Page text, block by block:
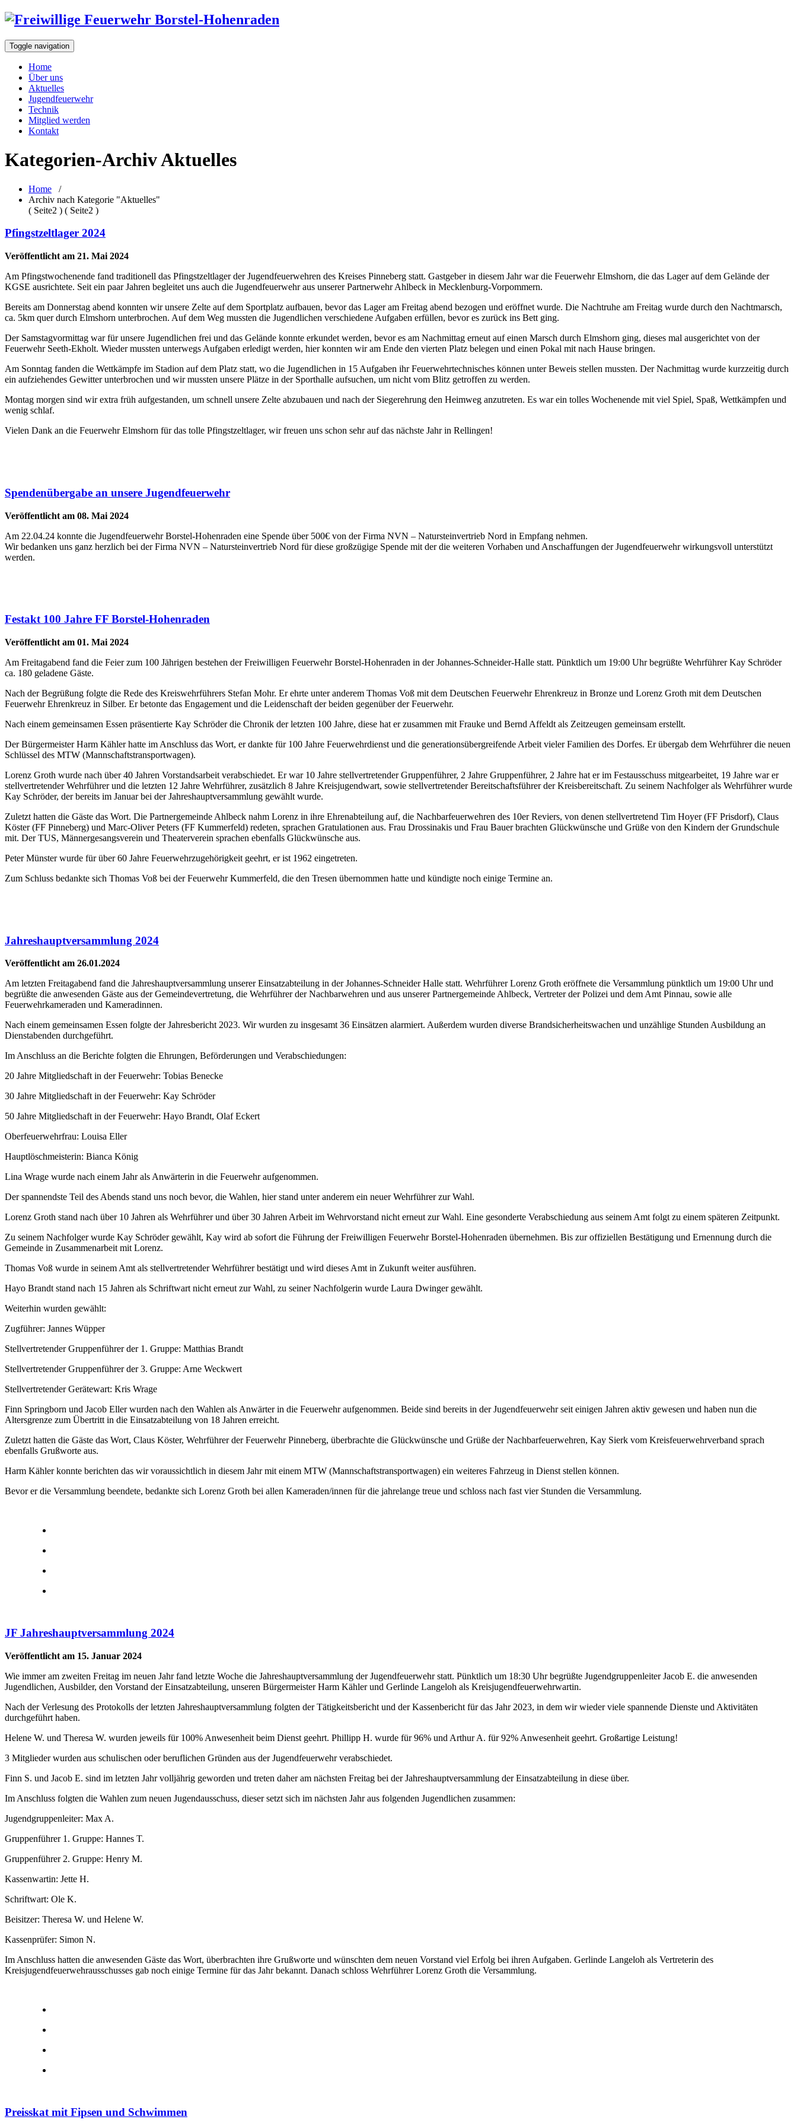
Toggle navigation
Home
Über uns
Aktuelles
Jugendfeuerwehr
Technik
Mitglied werden
Kontakt
Kategorien-Archiv Aktuelles
Home /
Archiv nach Kategorie "Aktuelles"
( Seite2 ) ( Seite2 )
Pfingstzeltlager 2024
Veröffentlicht am 21. Mai 2024
Am Pfingstwochenende fand traditionell das Pfingstzeltlager der Jugendfeuerwehren des Kreises Pinneberg statt. Gastgeber in diesem Jahr war die Feuerwehr Elmshorn, die das Lager auf dem Gelände der
KGSE ausrichtete. Seit ein paar Jahren begleitet uns auch die Jugendfeuerwehr aus unserer Partnerwehr Ahlbeck in Mecklenburg-Vorpommern.
Bereits am Donnerstag abend konnten wir unsere Zelte auf dem Sportplatz aufbauen, bevor das Lager am Freitag abend bezogen und eröffnet wurde. Die Nachtruhe am Freitag wurde durch den Nachtmarsch,
ca. 5km quer durch Elmshorn unterbrochen. Auf dem Weg mussten die Jugendlichen verschiedene Aufgaben erfüllen, bevor es zurück ins Bett ging.
Der Samstagvormittag war für unsere Jugendlichen frei und das Gelände konnte erkundet werden, bevor es am Nachmittag erneut auf einen Marsch durch Elmshorn ging, dieses mal ausgerichtet von der
Feuerwehr Seeth-Ekholt. Wieder mussten unterwegs Aufgaben erledigt werden, hier konnten wir am Ende den vierten Platz belegen und einen Pokal mit nach Hause bringen.
Am Sonntag fanden die Wettkämpfe im Stadion auf dem Platz statt, wo die Jugendlichen in 15 Aufgaben ihr Feuerwehrtechnisches können unter Beweis stellen mussten. Der Nachmittag wurde kurzzeitig durch
ein aufziehendes Gewitter unterbrochen und wir mussten unsere Plätze in der Sporthalle aufsuchen, um nicht vom Blitz getroffen zu werden.
Montag morgen sind wir extra früh aufgestanden, um schnell unsere Zelte abzubauen und nach der Siegerehrung den Heimweg anzutreten. Es war ein tolles Wochenende mit viel Spiel, Spaß, Wettkämpfen und
wenig schlaf.
Vielen Dank an die Feuerwehr Elmshorn für das tolle Pfingstzeltlager, wir freuen uns schon sehr auf das nächste Jahr in Rellingen!
Spendenübergabe an unsere Jugendfeuerwehr
Veröffentlicht am 08. Mai 2024
Am 22.04.24 konnte die Jugendfeuerwehr Borstel-Hohenraden eine Spende über 500€ von der Firma NVN – Natursteinvertrieb Nord in Empfang nehmen.
Wir bedanken uns ganz herzlich bei der Firma NVN – Natursteinvertrieb Nord für diese großzügige Spende mit der die weiteren Vorhaben und Anschaffungen der Jugendfeuerwehr wirkungsvoll unterstützt
werden.
Festakt 100 Jahre FF Borstel-Hohenraden
Veröffentlicht am 01. Mai 2024
Am Freitagabend fand die Feier zum 100 Jährigen bestehen der Freiwilligen Feuerwehr Borstel-Hohenraden in der Johannes-Schneider-Halle statt. Pünktlich um 19:00 Uhr begrüßte Wehrführer Kay Schröder
ca. 180 geladene Gäste.
Nach der Begrüßung folgte die Rede des Kreiswehrführers Stefan Mohr. Er ehrte unter anderem Thomas Voß mit dem Deutschen Feuerwehr Ehrenkreuz in Bronze und Lorenz Groth mit dem Deutschen
Feuerwehr Ehrenkreuz in Silber. Er betonte das Engagement und die Leidenschaft der beiden gegenüber der Feuerwehr.
Nach einem gemeinsamen Essen präsentierte Kay Schröder die Chronik der letzten 100 Jahre, diese hat er zusammen mit Frauke und Bernd Affeldt als Zeitzeugen gemeinsam erstellt.
Der Bürgermeister Harm Kähler hatte im Anschluss das Wort, er dankte für 100 Jahre Feuerwehrdienst und die generationsübergreifende Arbeit vieler Familien des Dorfes. Er übergab dem Wehrführer die neuen
Schlüssel des MTW (Mannschaftstransportwagen).
Lorenz Groth wurde nach über 40 Jahren Vorstandsarbeit verabschiedet. Er war 10 Jahre stellvertretender Gruppenführer, 2 Jahre Gruppenführer, 2 Jahre hat er im Festausschuss mitgearbeitet, 19 Jahre war er
stellvertretender Wehrführer und die letzten 12 Jahre Wehrführer, zusätzlich 8 Jahre Kreisjugendwart, sowie stellvertretender Bereitschaftsführer der Kreisbereitschaft. Zu seinem Nachfolger als Wehrführer wurde
Kay Schröder, der bereits im Januar bei der Jahreshauptversammlung gewählt wurde.
Zuletzt hatten die Gäste das Wort. Die Partnergemeinde Ahlbeck nahm Lorenz in ihre Ehrenabteilung auf, die Nachbarfeuerwehren des 10er Reviers, von denen stellvertretend Tim Hoyer (FF Prisdorf), Claus
Köster (FF Pinneberg) und Marc-Oliver Peters (FF Kummerfeld) redeten, sprachen Gratulationen aus. Frau Drossinakis und Frau Bauer brachten Glückwünsche und Grüße von den Kindern der Grundschule
mit. Der TUS, Männergesangsverein und Theaterverein sprachen ebenfalls Glückwünsche aus.
Peter Münster wurde für über 60 Jahre Feuerwehrzugehörigkeit geehrt, er ist 1962 eingetreten.
Zum Schluss bedankte sich Thomas Voß bei der Feuerwehr Kummerfeld, die den Tresen übernommen hatte und kündigte noch einige Termine an.
Jahreshauptversammlung 2024
Veröffentlicht am 26.01.2024
Am letzten Freitagabend fand die Jahreshauptversammlung unserer Einsatzabteilung in der Johannes-Schneider Halle statt. Wehrführer Lorenz Groth eröffnete die Versammlung pünktlich um 19:00 Uhr und
begrüßte die anwesenden Gäste aus der Gemeindevertretung, die Wehrführer der Nachbarwehren und aus unserer Partnergemeinde Ahlbeck, Vertreter der Polizei und dem Amt Pinnau, sowie alle
Feuerwehrkameraden und Kameradinnen.
Nach einem gemeinsamen Essen folgte der Jahresbericht 2023. Wir wurden zu insgesamt 36 Einsätzen alarmiert. Außerdem wurden diverse Brandsicherheitswachen und unzählige Stunden Ausbildung an
Dienstabenden durchgeführt.
Im Anschluss an die Berichte folgten die Ehrungen, Beförderungen und Verabschiedungen:
20 Jahre Mitgliedschaft in der Feuerwehr: Tobias Benecke
30 Jahre Mitgliedschaft in der Feuerwehr: Kay Schröder
50 Jahre Mitgliedschaft in der Feuerwehr: Hayo Brandt, Olaf Eckert
Oberfeuerwehrfrau: Louisa Eller
Hauptlöschmeisterin: Bianca König
Lina Wrage wurde nach einem Jahr als Anwärterin in die Feuerwehr aufgenommen.
Der spannendste Teil des Abends stand uns noch bevor, die Wahlen, hier stand unter anderem ein neuer Wehrführer zur Wahl.
Lorenz Groth stand nach über 10 Jahren als Wehrführer und über 30 Jahren Arbeit im Wehrvorstand nicht erneut zur Wahl. Eine gesonderte Verabschiedung aus seinem Amt folgt zu einem späteren Zeitpunkt.
Zu seinem Nachfolger wurde Kay Schröder gewählt, Kay wird ab sofort die Führung der Freiwilligen Feuerwehr Borstel-Hohenraden übernehmen. Bis zur offiziellen Bestätigung und Ernennung durch die
Gemeinde in Zusammenarbeit mit Lorenz.
Thomas Voß wurde in seinem Amt als stellvertretender Wehrführer bestätigt und wird dieses Amt in Zukunft weiter ausführen.
Hayo Brandt stand nach 15 Jahren als Schriftwart nicht erneut zur Wahl, zu seiner Nachfolgerin wurde Laura Dwinger gewählt.
Weiterhin wurden gewählt:
Zugführer: Jannes Wüpper
Stellvertretender Gruppenführer der 1. Gruppe: Matthias Brandt
Stellvertretender Gruppenführer der 3. Gruppe: Arne Weckwert
Stellvertretender Gerätewart: Kris Wrage
Finn Springborn und Jacob Eller wurden nach den Wahlen als Anwärter in die Feuerwehr aufgenommen. Beide sind bereits in der Jugendfeuerwehr seit einigen Jahren aktiv gewesen und haben nun die
Altersgrenze zum Übertritt in die Einsatzabteilung von 18 Jahren erreicht.
Zuletzt hatten die Gäste das Wort, Claus Köster, Wehrführer der Feuerwehr Pinneberg, überbrachte die Glückwünsche und Grüße der Nachbarfeuerwehren, Kay Sierk vom Kreisfeuerwehrverband sprach
ebenfalls Grußworte aus.
Harm Kähler konnte berichten das wir voraussichtlich in diesem Jahr mit einem MTW (Mannschaftstransportwagen) ein weiteres Fahrzeug in Dienst stellen können.
Bevor er die Versammlung beendete, bedankte sich Lorenz Groth bei allen Kameraden/innen für die jahrelange treue und schloss nach fast vier Stunden die Versammlung.
JF Jahreshauptversammlung 2024
Veröffentlicht am 15. Januar 2024
Wie immer am zweiten Freitag im neuen Jahr fand letzte Woche die Jahreshauptversammlung der Jugendfeuerwehr statt. Pünktlich um 18:30 Uhr begrüßte Jugendgruppenleiter Jacob E. die anwesenden
Jugendlichen, Ausbilder, den Vorstand der Einsatzabteilung, unseren Bürgermeister Harm Kähler und Gerlinde Langeloh als Kreisjugendfeuerwehrwartin.
Nach der Verlesung des Protokolls der letzten Jahreshauptversammlung folgten der Tätigkeitsbericht und der Kassenbericht für das Jahr 2023, in dem wir wieder viele spannende Dienste und Aktivitäten
durchgeführt haben.
Helene W. und Theresa W. wurden jeweils für 100% Anwesenheit beim Dienst geehrt. Phillipp H. wurde für 96% und Arthur A. für 92% Anwesenheit geehrt. Großartige Leistung!
3 Mitglieder wurden aus schulischen oder beruflichen Gründen aus der Jugendfeuerwehr verabschiedet.
Finn S. und Jacob E. sind im letzten Jahr volljährig geworden und treten daher am nächsten Freitag bei der Jahreshauptversammlung der Einsatzabteilung in diese über.
Im Anschluss folgten die Wahlen zum neuen Jugendausschuss, dieser setzt sich im nächsten Jahr aus folgenden Jugendlichen zusammen:
Jugendgruppenleiter: Max A.
Gruppenführer 1. Gruppe: Hannes T.
Gruppenführer 2. Gruppe: Henry M.
Kassenwartin: Jette H.
Schriftwart: Ole K.
Beisitzer: Theresa W. und Helene W.
Kassenprüfer: Simon N.
Im Anschluss hatten die anwesenden Gäste das Wort, überbrachten ihre Grußworte und wünschten dem neuen Vorstand viel Erfolg bei ihren Aufgaben. Gerlinde Langeloh als Vertreterin des
Kreisjugendfeuerwehrausschusses gab noch einige Termine für das Jahr bekannt. Danach schloss Wehrführer Lorenz Groth die Versammlung.
Preisskat mit Fipsen und Schwimmen